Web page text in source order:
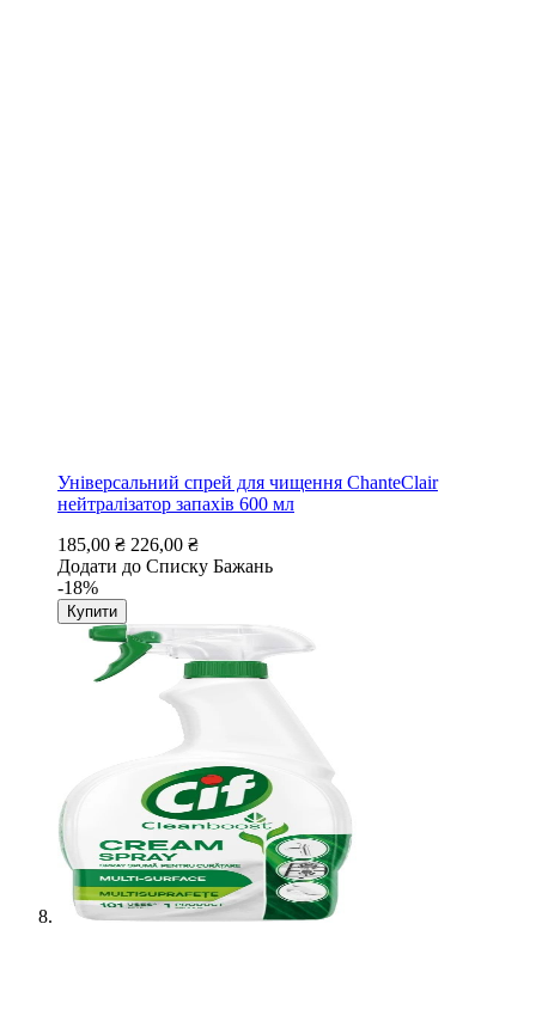
Універсальний спрей для чищення ChanteClair
нейтралізатор запахів 600 мл
185,00 ₴ 226,00 ₴
Додати до Списку Бажань
-18%
Купити